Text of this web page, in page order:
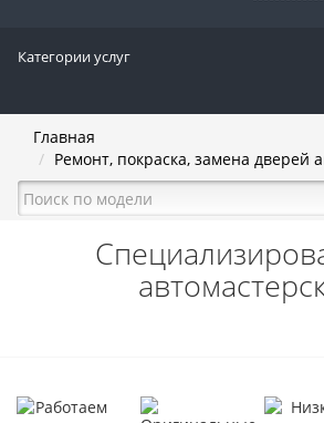
Категории услуг
Главная
Ремонт, покраска, замена дверей